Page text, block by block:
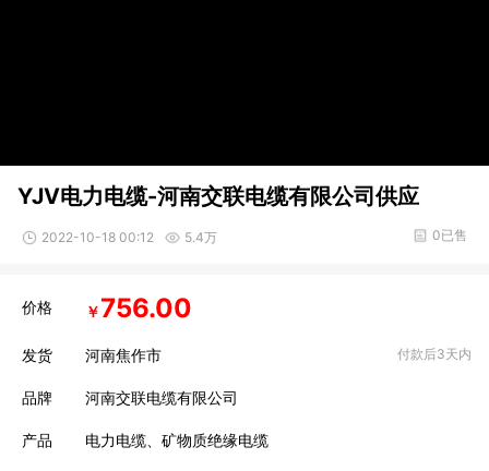
YJV电力电缆-河南交联电缆有限公司供应
2022-10-18 00:12 5.4万 0已售
价格 ￥756.00
发货 河南焦作市 付款后3天内
品牌 河南交联电缆有限公司
产品 电力电缆、矿物质绝缘电缆